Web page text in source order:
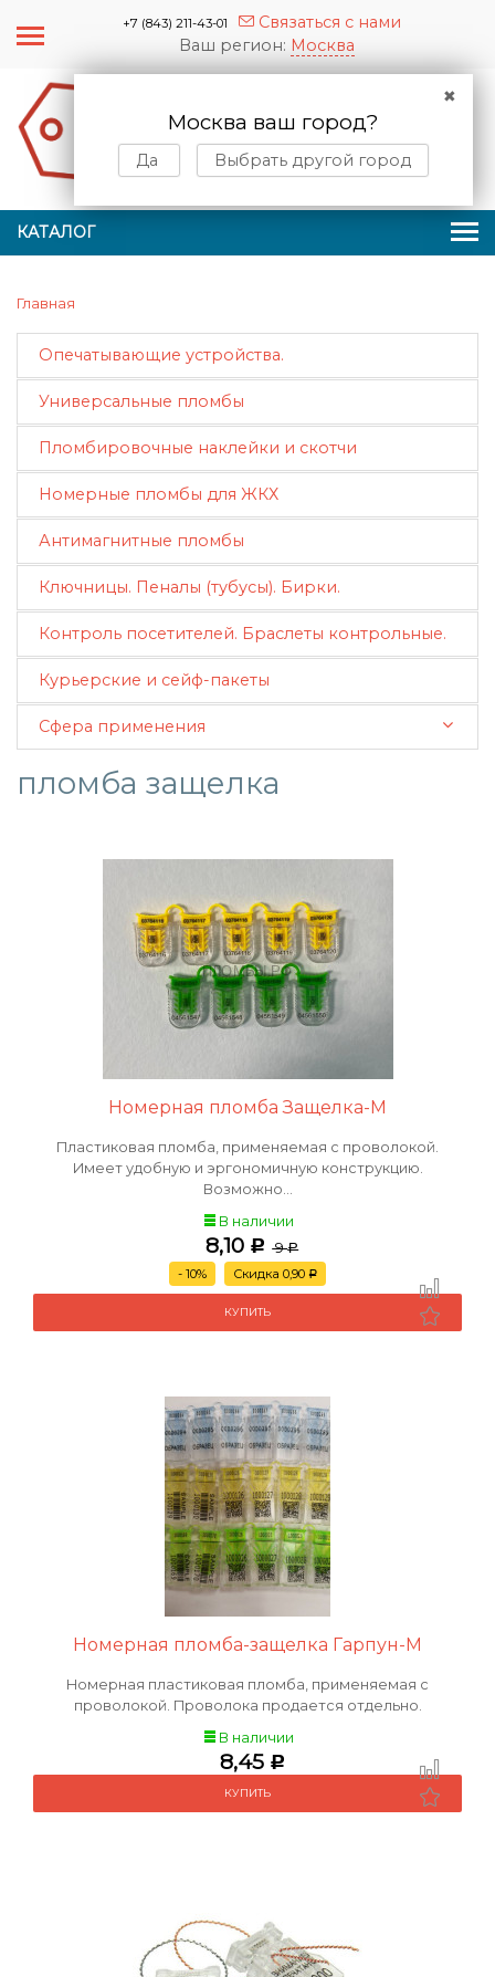
+7 (843) 211-43-01
Связаться с нами
Ваш регион: Москва
✖
Москва ваш город?
Да Выбрать другой город
КАТАЛОГ
0
Главная
Опечатывающие устройства.
Универсальные пломбы
Пломбировочные наклейки и скотчи
Номерные пломбы для ЖКХ
Антимагнитные пломбы
Ключницы. Пеналы (тубусы). Бирки.
Контроль посетителей. Браслеты контрольные.
Курьерские и сейф-пакеты
Сфера применения
пломба защелка
Номерная пломба Защелка-М
Пластиковая пломба, применяемая с проволокой.
Имеет удобную и эргономичную конструкцию.
Возможно...
В наличии
8,10 Р 9Р
- 10% Скидка 0,90 Р
Номерная пломба-защелка Гарпун-М
Номерная пластиковая пломба, применяемая с
проволокой. Проволока продается отдельно.
В наличии
8,45 Р